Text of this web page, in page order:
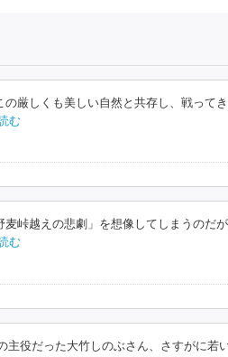
厳しくも美しい自然と共存し、戦って
む
峠越えの悲劇」を想像してしまうのだ
む
役だった大竹しのぶさん、さすがに若